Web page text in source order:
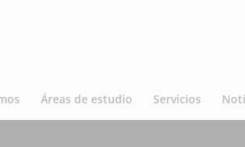
Áreas de estudio Servicios